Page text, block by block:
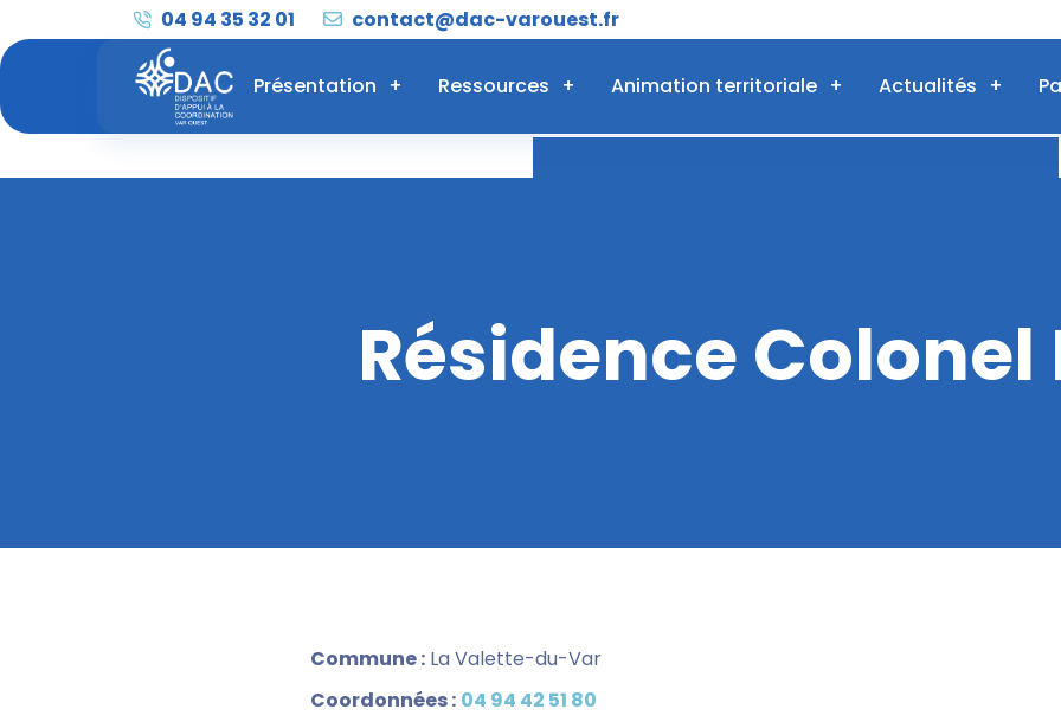
04 94 35 32 01 contact@dac-varouest.fr
Présentation Ressources Animation territoriale Actualités
Résidence Colonel
Commune : La Valette-du-Var
Coordonnées : 04 94 42 51 80